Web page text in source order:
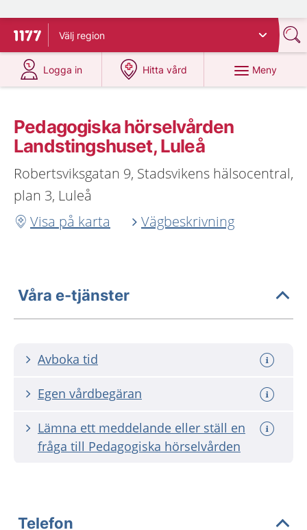
Till startsidan för 1177
Välj region
Logga in
på 1177.se
Hitta vård
på 1177.se
Meny
Pedagogiska hörselvården
Landstingshuset, Luleå
Robertsviksgatan 9, Stadsvikens hälsocentral,
plan 3, Luleå
Visa på karta
Vägbeskrivning
Våra e-tjänster
Avboka tid
Egen vårdbegäran
Lämna ett meddelande eller ställ en
fråga till Pedagogiska hörselvården
Telefon